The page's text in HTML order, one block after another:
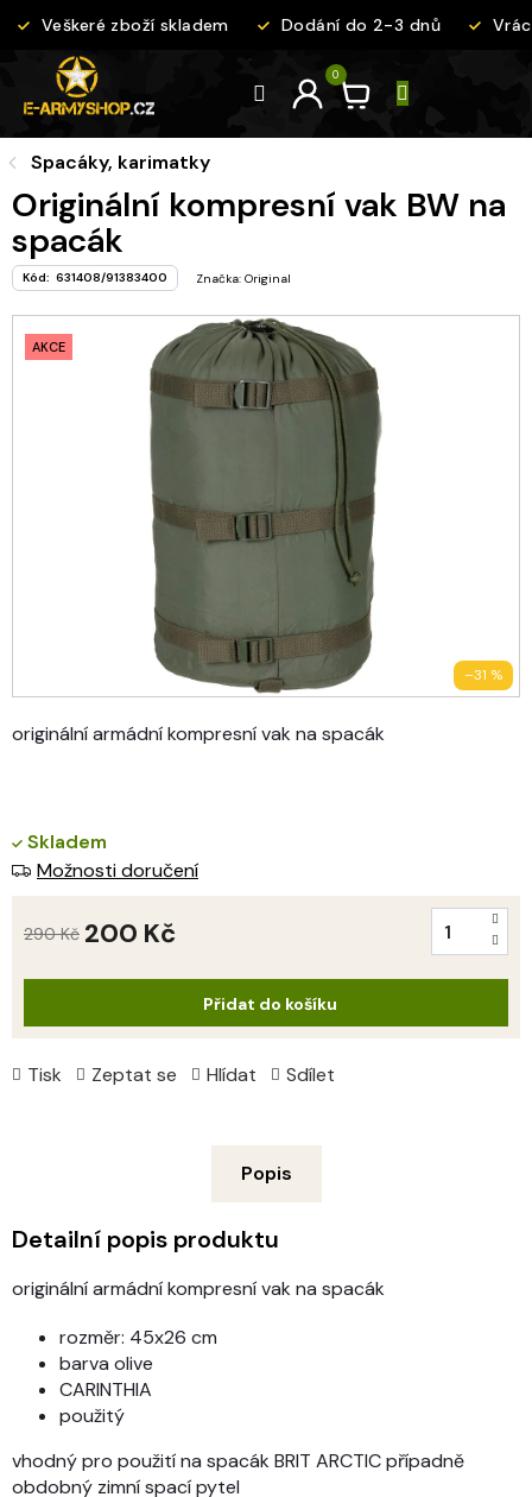
Veškeré zboží skladem Dodání do 2-3 dnů
Spacáky, karimatky
Originální kompresní vak BW na
spacák
Kód: 631408/91383400 Značka: Original
–31 %
AKCE
originální armádní kompresní vak na spacák
Tisk Zeptat se Hlídat Sdílet
Skladem
Možnosti doručení
290 Kč 200 KčMěrná
Přidat do košíku
Popis
Detailní popis produktu
originální armádní kompresní vak na spacák
rozměr: 45x26 cm
barva olive
CARINTHIA
použitý
vhodný pro použití na spacák BRIT ARCTIC případně
obdobný zimní spací pytel